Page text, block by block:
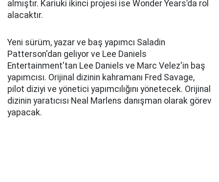
almıştır. Kariuki ikinci projesi ise Wonder Years’da rol
alacaktır.
Yeni sürüm, yazar ve baş yapımcı Saladin
Patterson'dan geliyor ve Lee Daniels
Entertainment'tan Lee Daniels ve Marc Velez'in baş
yapımcısı. Orijinal dizinin kahramanı Fred Savage,
pilot diziyi ve yönetici yapımcılığını yönetecek. Orijinal
dizinin yaratıcısı Neal Marlens danışman olarak görev
yapacak.